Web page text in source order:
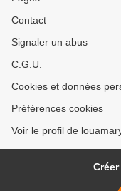
Contact
Signaler un abus
C.G.U.
Cookies et données
Préférences cookies
Voir le profil de